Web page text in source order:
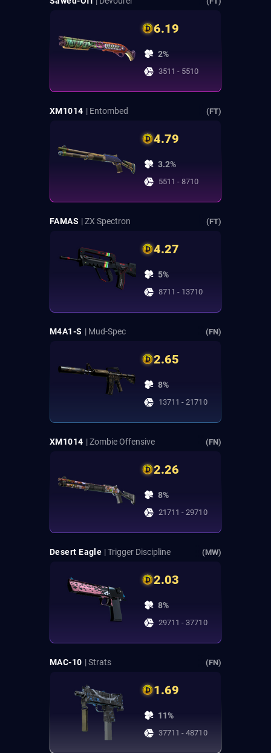
6.19
2%
3511 - 5510
XM1014 | Entombed (FT)
4.79
3.2%
5511 - 8710
FAMAS | ZX Spectron (FT)
4.27
5%
8711 - 13710
M4A1-S | Mud-Spec (FN)
2.65
8%
13711 - 21710
XM1014 | Zombie Offensive (FN)
2.26
8%
21711 - 29710
Desert Eagle | Trigger Discipline (MW)
2.03
8%
29711 - 37710
MAC-10 | Strats (FN)
1.69
11%
37711 - 48710